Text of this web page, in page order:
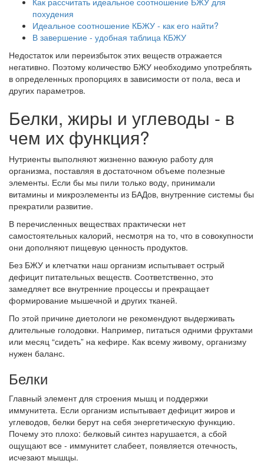
похудения
Идеальное соотношение КБЖУ - как его найти?
В завершение - удобная таблица КБЖУ
Недостаток или переизбыток этих веществ отражается
негативно. Поэтому количество БЖУ необходимо употреблять
в определенных пропорциях в зависимости от пола, веса и
других параметров.
Белки, жиры и углеводы - в
чем их функция?
Нутриенты выполняют жизненно важную работу для
организма, поставляя в достаточном объеме полезные
элементы. Если бы мы пили только воду, принимали
витамины и микроэлементы из БАДов, внутренние системы бы
прекратили развитие.
В перечисленных веществах практически нет
самостоятельных калорий, несмотря на то, что в совокупности
они дополняют пищевую ценность продуктов.
Без БЖУ и клетчатки наш организм испытывает острый
дефицит питательных веществ. Соответственно, это
замедляет все внутренние процессы и прекращает
формирование мышечной и других тканей.
По этой причине диетологи не рекомендуют выдерживать
длительные голодовки. Например, питаться одними фруктами
или месяц “сидеть” на кефире. Как всему живому, организму
нужен баланс.
Белки
Главный элемент для строения мышц и поддержки
иммунитета. Если организм испытывает дефицит жиров и
углеводов, белки берут на себя энергетическую функцию.
Почему это плохо: белковый синтез нарушается, а сбой
ощущают все - иммунитет слабеет, появляется отечность,
исчезают мышцы.